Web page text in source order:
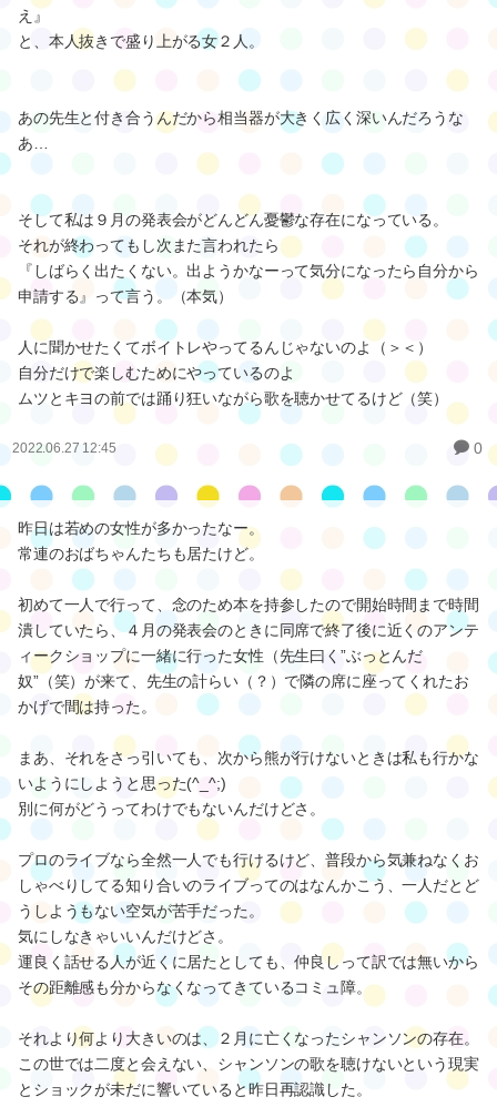
え』
と、本人抜きで盛り上がる女２人。
あの先生と付き合うんだから相当器が大きく広く深いんだろうな
あ…
そして私は９月の発表会がどんどん憂鬱な存在になっている。
それが終わってもし次また言われたら
『しばらく出たくない。出ようかなーって気分になったら自分から
申請する』って言う。（本気）
人に聞かせたくてボイトレやってるんじゃないのよ（＞＜）
自分だけで楽しむためにやっているのよ
ムツとキヨの前では踊り狂いながら歌を聴かせてるけど（笑）
2022.06.27 12:45 0
昨日は若めの女性が多かったなー。
常連のおばちゃんたちも居たけど。
初めて一人で行って、念のため本を持参したので開始時間まで時間
潰していたら、４月の発表会のときに同席で終了後に近くのアンテ
ィークショップに一緒に行った女性（先生曰く”ぶっとんだ
奴”（笑）が来て、先生の計らい（？）で隣の席に座ってくれたお
かげで間は持った。
まあ、それをさっ引いても、次から熊が行けないときは私も行かな
いようにしようと思った(^_^;)
別に何がどうってわけでもないんだけどさ。
プロのライブなら全然一人でも行けるけど、普段から気兼ねなくお
しゃべりしてる知り合いのライブってのはなんかこう、一人だとど
うしようもない空気が苦手だった。
気にしなきゃいいんだけどさ。
運良く話せる人が近くに居たとしても、仲良しって訳では無いから
その距離感も分からなくなってきているコミュ障。
それより何より大きいのは、２月に亡くなったシャンソンの存在。
この世では二度と会えない、シャンソンの歌を聴けないという現実
とショックが未だに響いていると昨日再認識した。